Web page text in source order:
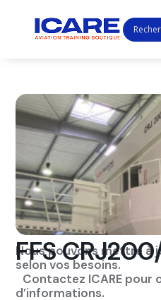
FFS
Nous pouvons mettre à
selon vos besoins.
Contactez ICARE pour
d’informations.